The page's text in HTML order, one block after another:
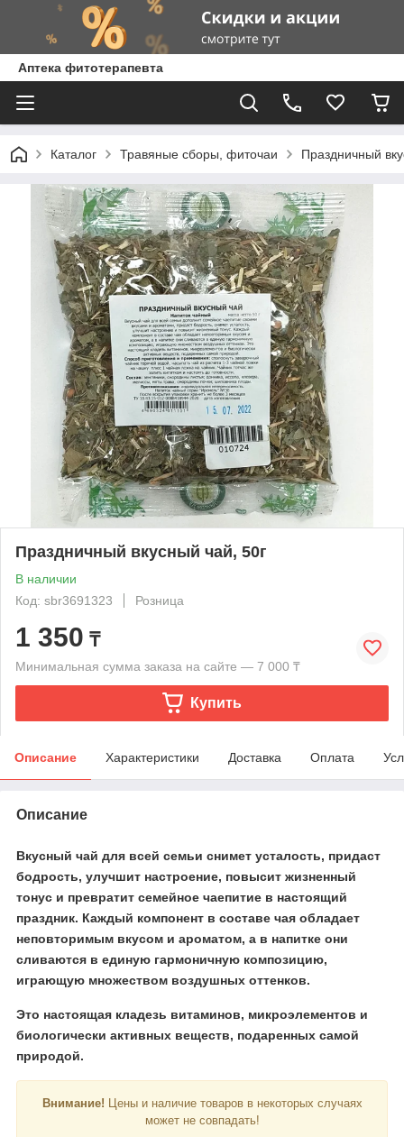
Аптека фитотерапевта
Каталог Травяные сборы, фиточаи Праздничный
Праздничный вкусный чай, 50г
В наличии
Код: sbr3691323
Розница
1 350 ₸
Минимальная сумма заказа на сайте — 7 000 ₸
Купить
Описание Характеристики Доставка Оплата
Описание
Вкусный чай для всей семьи снимет усталость, придаст
бодрость, улучшит настроение, повысит жизненный
тонус и превратит семейное чаепитие в настоящий
праздник. Каждый компонент в составе чая обладает
неповторимым вкусом и ароматом, а в напитке они
сливаются в единую гармоничную композицию,
играющую множеством воздушных оттенков.
Это настоящая кладезь витаминов, микроэлементов и
биологически активных веществ, подаренных самой
природой.
Внимание! Цены и наличие товаров в некоторых случаях
может не совпадать!